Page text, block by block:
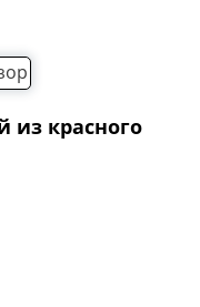
из красного